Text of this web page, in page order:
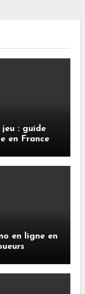
jeu : guide
en France
en ligne en